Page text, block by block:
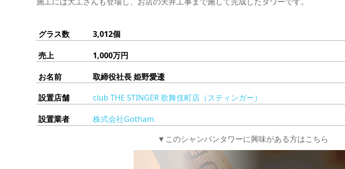
グラス数 3,012個
売上 1,000万円
お名前 取締役社長 姫野愛逶
設置店舗 club THE STINGER 歌舞伎町店（スティンガー）
設置業者株式会社Gotham
▼このシャンパンタワーに興味がある方はこちら